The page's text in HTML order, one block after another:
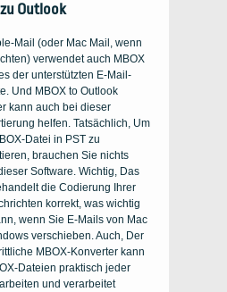
Outlook
Mail (oder Mac Mail, wenn
verwendet auch MBOX
der unterstützten E-Mail-
Und MBOX to Outlook
kann auch bei dieser
helfen. Tatsächlich, Um
Datei in PST zu
brauchen Sie nichts
Software. Wichtig, Das
die Codierung Ihrer
korrekt, was wichtig
wenn Sie E-Mails von Mac
verschieben. Auch, Der
MBOX-Konverter kann
Dateien praktisch jeder
und verarbeitet